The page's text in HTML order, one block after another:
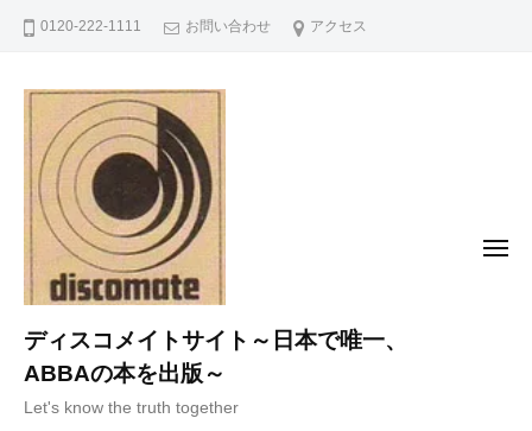
0120-222-1111 お問い合わせ アクセス
ディスコメイトサイト～日本で唯一、
ABBAの本を出版～
Let's know the truth together
メ